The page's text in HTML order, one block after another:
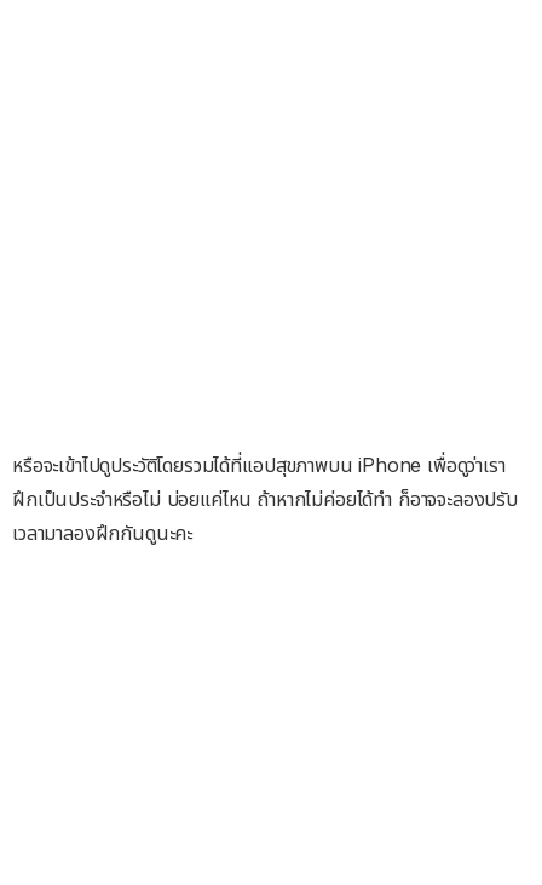
หรือจะเข้าไปดูประวัติโดยรวมได้ที่แอปสุขภาพบน iPhone เพื่อดูว่าเรา
ฝึกเป็นประจำหรือไม่ บ่อยแค่ไหน ถ้าหากไม่ค่อยได้ทำ ก็อาจจะลองปรับ
เวลามาลองฝึกกันดูนะคะ